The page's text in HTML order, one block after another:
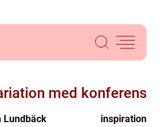
med konferens
Lundbäck inspiration